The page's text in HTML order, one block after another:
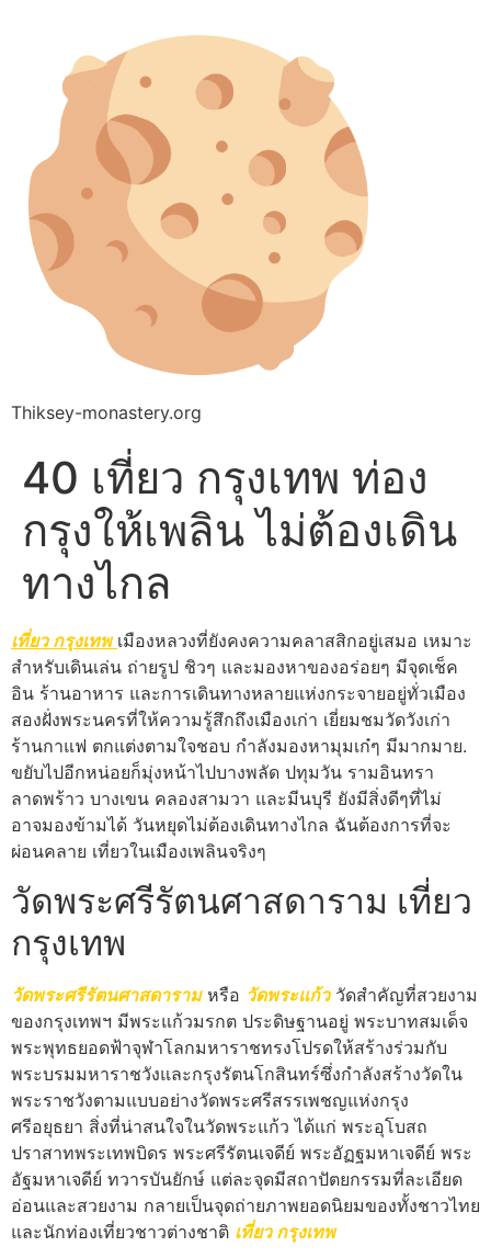
Thiksey-monastery.org
40 เที่ยว กรุงเทพ ท่อง
กรุงให้เพลิน ไม่ต้องเดิน
ทางไกล
เที่ยว กรุงเทพ เมืองหลวงที่ยังคงความคลาสสิกอยู่เสมอ เหมาะ
สำหรับเดินเล่น ถ่ายรูป ชิวๆ และมองหาของอร่อยๆ มีจุดเช็ค
อิน ร้านอาหาร และการเดินทางหลายแห่งกระจายอยู่ทั่วเมือง
สองฝั่งพระนครที่ให้ความรู้สึกถึงเมืองเก่า เยี่ยมชมวัดวังเก่า
ร้านกาแฟ ตกแต่งตามใจชอบ กำลังมองหามุมเก๋ๆ มีมากมาย.
ขยับไปอีกหน่อยก็มุ่งหน้าไปบางพลัด ปทุมวัน รามอินทรา
ลาดพร้าว บางเขน คลองสามวา และมีนบุรี ยังมีสิ่งดีๆที่ไม่
อาจมองข้ามได้ วันหยุดไม่ต้องเดินทางไกล ฉันต้องการที่จะ
ผ่อนคลาย เที่ยวในเมืองเพลินจริงๆ
วัดพระศรีรัตนศาสดาราม เที่ยว
กรุงเทพ
วัดพระศรีรัตนศาสดาราม หรือ วัดพระแก้ว วัดสำคัญที่สวยงาม
ของกรุงเทพฯ มีพระแก้วมรกต ประดิษฐานอยู่ พระบาทสมเด็จ
พระพุทธยอดฟ้าจุฬาโลกมหาราชทรงโปรดให้สร้างร่วมกับ
พระบรมมหาราชวังและกรุงรัตนโกสินทร์ซึ่งกำลังสร้างวัดใน
พระราชวังตามแบบอย่างวัดพระศรีสรรเพชญแห่งกรุง
ศรีอยุธยา สิ่งที่น่าสนใจในวัดพระแก้ว ได้แก่ พระอุโบสถ
ปราสาทพระเทพบิดร พระศรีรัตนเจดีย์ พระอัฏฐมหาเจดีย์ พระ
อัฐมหาเจดีย์ ทวารบันยักษ์ แต่ละจุดมีสถาปัตยกรรมที่ละเอียด
อ่อนและสวยงาม กลายเป็นจุดถ่ายภาพยอดนิยมของทั้งชาวไทย
และนักท่องเที่ยวชาวต่างชาติ เที่ยว กรุงเทพ